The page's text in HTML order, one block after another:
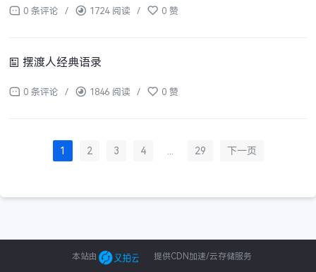
0 条评论 / 1724 阅读 / 0 赞
摆渡人经典语录
0 条评论 / 1846 阅读 / 0 赞
1 2 3 4 29 下一页
本站由 提供CDN加速/云存储服务